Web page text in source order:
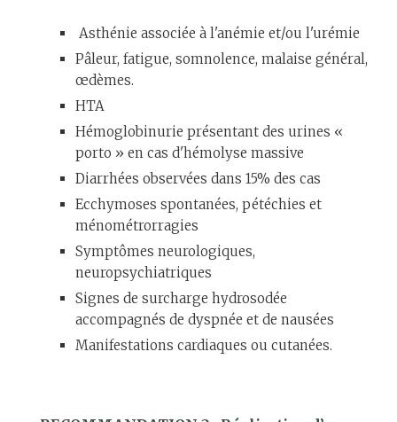
Asthénie associée à l'anémie et/ou l'urémie
Pâleur, fatigue, somnolence, malaise général,
œdèmes.
HTA
Hémoglobinurie présentant des urines «
porto » en cas d'hémolyse massive
Diarrhées observées dans 15% des cas
Ecchymoses spontanées, pétéchies et
ménométrorragies
Symptômes neurologiques,
neuropsychiatriques
Signes de surcharge hydrosodée
accompagnés de dyspnée et de nausées
Manifestations cardiaques ou cutanées.